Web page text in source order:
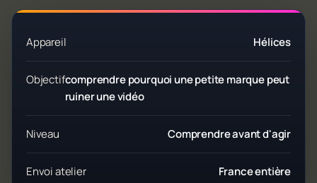
Appareil Hélices
Objectifcomprendre pourquoi une petite marque peut
ruiner une vidéo
Niveau Comprendre avant d'agir
Envoi atelier France entière